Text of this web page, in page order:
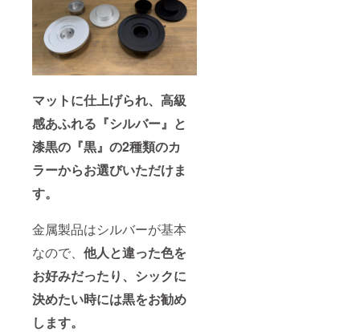
マットに仕上げられ、高級
感あふれる『シルバー』と
漆黒の『黒』の2種類のカ
ラーからお選びいただけま
す。
金属製品はシルバーが基本
なので、 他人と違った色を
お好みだったり、シックに
決めたい時には黒をお勧め
します。